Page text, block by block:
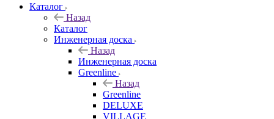
Каталог
Назад
Каталог
Инженерная доска
Назад
Инженерная доска
Greenline
Назад
Greenline
DELUXE
VILLAGE